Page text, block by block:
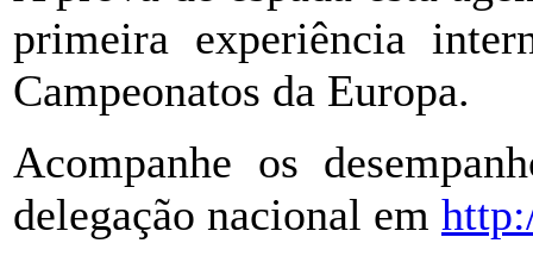
primeira experiência
Campeonatos da Europa.
Acompanhe os
delegação nacional em